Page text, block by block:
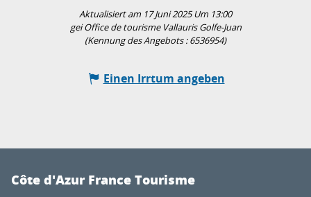
Aktualisiert am 17 Juni 2025 Um 13:00
gei Office de tourisme Vallauris Golfe-Juan
(Kennung des Angebots :6536954)
Einen Irrtum angeben
Côte d'Azur France Tourisme